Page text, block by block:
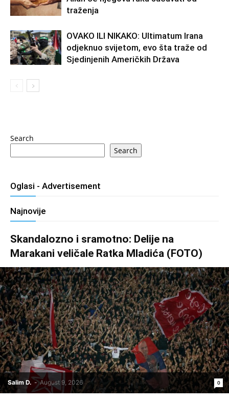
traženja
OVAKO ILI NIKAKO: Ultimatum Irana
odjeknuo svijetom, evo šta traže od
Sjedinjenih Američkih Država
Search
Search
Oglasi - Advertisement
Najnovije
Skandalozno i sramotno: Delije na
Marakani veličale Ratka Mladića (FOTO)
Salim D. - August 9, 2026 0